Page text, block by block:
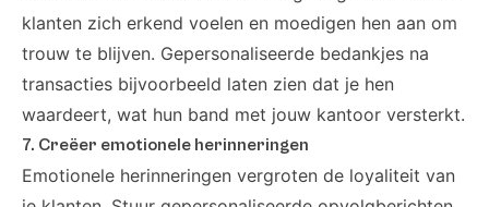
klanten zich erkend voelen en moedigen hen aan om
trouw te blijven. Gepersonaliseerde bedankjes na
transacties bijvoorbeeld laten zien dat je hen
waardeert, wat hun band met jouw kantoor versterkt.
7. Creëer emotionele herinneringen
Emotionele herinneringen vergroten de loyaliteit van